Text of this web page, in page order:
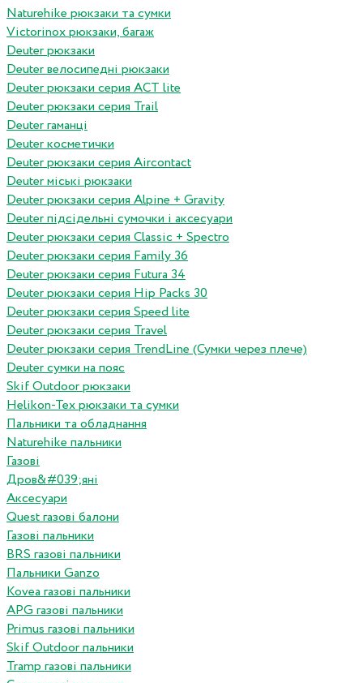
Naturehike рюкзаки та сумки
Victorinox рюкзаки, багаж
Deuter рюкзаки
Deuter велосипедні рюкзаки
Deuter рюкзаки серия ACT lite
Deuter рюкзаки серия Trail
Deuter гаманці
Deuter косметички
Deuter рюкзаки серия Aircontact
Deuter міські рюкзаки
Deuter рюкзаки серия Alpine + Gravity
Deuter підсідельні сумочки і аксесуари
Deuter рюкзаки серия Classic + Spectro
Deuter рюкзаки серия Family 36
Deuter рюкзаки серия Futura 34
Deuter рюкзаки серия Hip Packs 30
Deuter рюкзаки серия Speed lite
Deuter рюкзаки серия Travel
Deuter рюкзаки серия TrendLine (Сумки через плече)
Deuter сумки на пояс
Skif Outdoor рюкзаки
Helikon-Tex рюкзаки та сумки
Пальники та обладнання
Naturehike пальники
Газові
Дров&#039;яні
Аксесуари
Quest газові балони
Газові пальники
BRS газові пальники
Пальники Ganzo
Kovea газові пальники
APG газові пальники
Primus газові пальники
Skif Outdoor пальники
Tramp газові пальники